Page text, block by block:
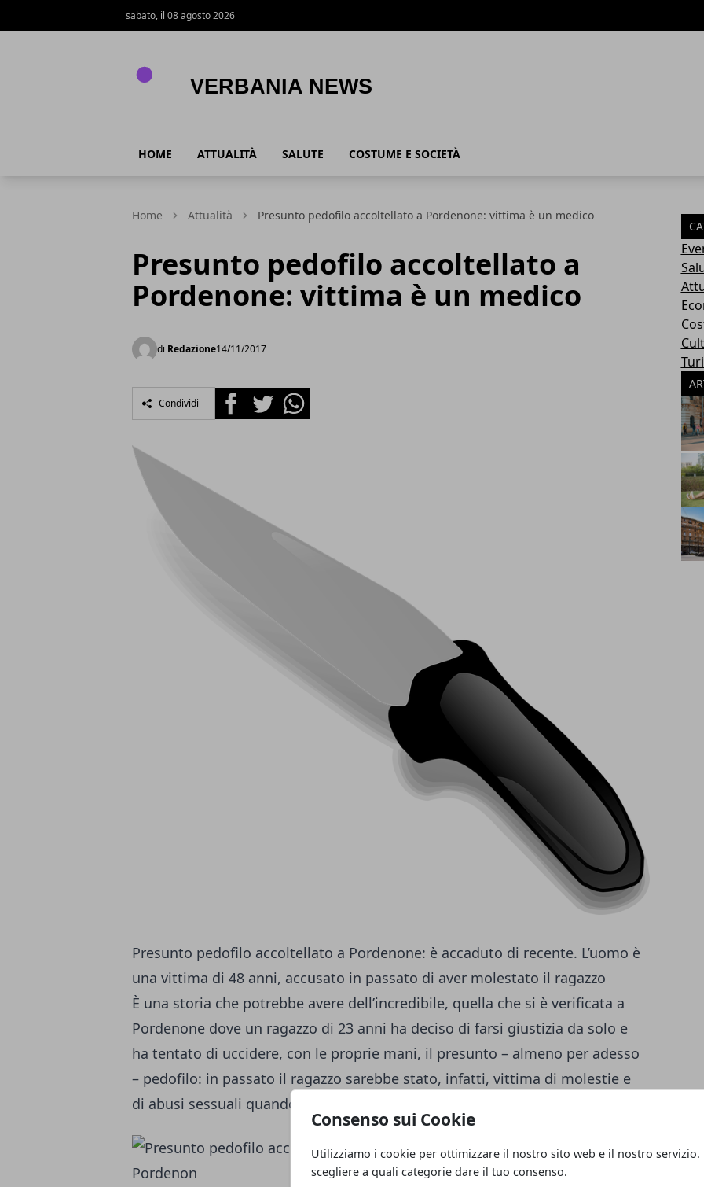
Consenso sui Cookie
Utilizziamo i cookie per ottimizzare il nostro sito web e il nostro servizio.
scegliere a quali categorie dare il tuo consenso.
sabato, il 08 agosto 2026
HOME ATTUALITÀ SALUTE COSTUME E SOCIETÀ
Home Attualità Presunto pedofilo accoltellato a Pordenone: vittima è un medico
Presunto pedofilo accoltellato a
Pordenone: vittima è un medico
di Redazione14/11/2017
Condividi FacebookTwitterWhatsapp
Presunto pedofilo accoltellato a Pordenone: è accaduto di recente. L’uomo è
una vittima di 48 anni, accusato in passato di aver molestato il ragazzo
È una storia che potrebbe avere dell’incredibile, quella che si è verificata a
Pordenone dove un ragazzo di 23 anni ha deciso di farsi giustizia da solo e
ha tentato di uccidere, con le proprie mani, il presunto – almeno per adesso
– pedofilo: in passato il ragazzo sarebbe stato, infatti, vittima di molestie e
di abusi sessuali quando era appunto ancora minorenne.